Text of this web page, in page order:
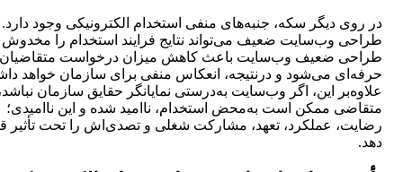
در روی دیگر سکه، جنبه‌های منفی استخدام الکترونیکی وجود دارد.
طراحی وب‌سایت ضعیف می‌تواند نتایج فرایند استخدام را مخدوش
طراحی ضعیف وب‌سایت باعث کاهش میزان درخواست متقاضیان
حرفه‌ای می‌شود و درنتیجه، انعکاس منفی برای سازمان خواهد
علاوه‌بر این، اگر وب‌سایت به‌درستی نمایانگر حقایق سازمان
متقاضی ممکن است به‌محض استخدام، ناامید شده و این ناامیدی؛
رضایت، عملکرد، تعهد، مشارکت شغلی و تصدی‌اش را تحت تأثیر
دهد.